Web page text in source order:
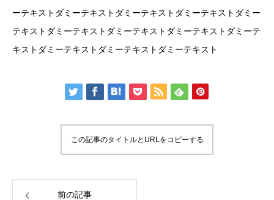
ーテキストダミーテキストダミーテキストダミーテキストダミー
テキストダミーテキストダミーテキストダミーテキストダミーテ
キストダミーテキストダミーテキストダミーテキスト
この記事のタイトルとURLをコピーする
前の記事